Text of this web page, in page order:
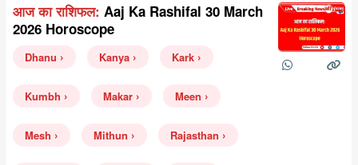
आज का राशिफल: Aaj Ka Rashifal 30 March
2026 Horoscope
Dhanu Kanya Kark
Kumbh Makar Meen
Mesh Mithun Rajasthan